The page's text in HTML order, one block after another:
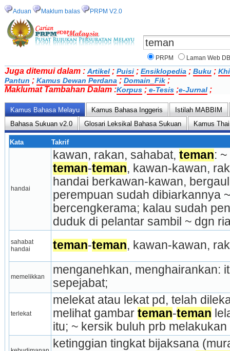
Aduan Maklum balas PRPM V2.0
PRPM Laman Web
Juga ditemui dalam : Artikel ; Puisi ; Ensiklopedia ; Buku ;
Pantun ; Kamus Dewan Perdana ; Domain_Fik ;
Maklumat Tambahan Dalam :Korpus ; e-Tesis ;e-Jurnal ;
Kamus Bahasa Melayu Kamus Bahasa Inggeris
Istilah MABBIM
Bahasa Sukuan v2.0
Glosari Leksikal Bahasa Sukuan Kamus
Kata Takrif
handai
kawan, rakan, sahabat, teman
teman-teman, kawan-kawan,
handai berkawan-kawan,
perempuan sudah dibiarkannya
ber­cengkerama; kalau sudah
duduk di pelantar sambil ~ dgn
sahabat
handai
teman-teman, kawan-kawan,
memelikkan
menganehkan, menghairankan:
sepejabat;
terlekat
melekat atau lekat pd, telah
melihat gambar teman­-teman
itu; ~ kersik buluh prb
ketinggian tingkat bijaksana